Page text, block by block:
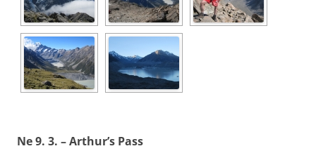
Ne 9. 3. – Arthur’s Pass